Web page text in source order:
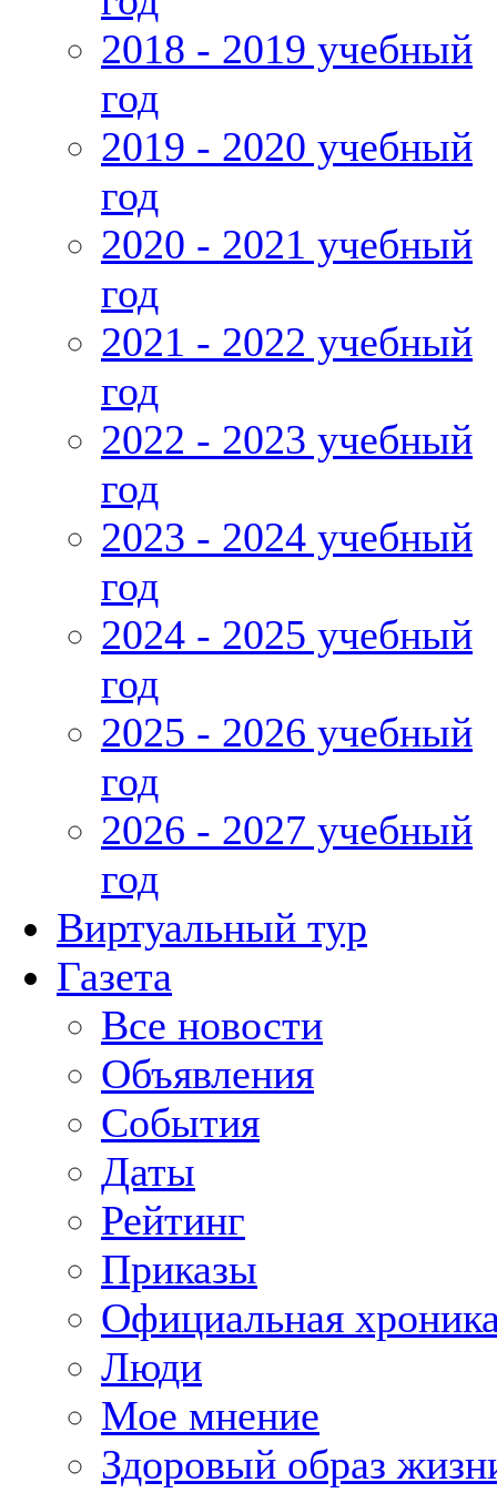
2018 - 2019 учебный
год
2019 - 2020 учебный
год
2020 - 2021 учебный
год
2021 - 2022 учебный
год
2022 - 2023 учебный
год
2023 - 2024 учебный
год
2024 - 2025 учебный
год
2025 - 2026 учебный
год
2026 - 2027 учебный
год
Виртуальный тур
Газета
Все новости
Объявления
События
Даты
Рейтинг
Приказы
Официальная
Люди
Мое мнение
Здоровый образ